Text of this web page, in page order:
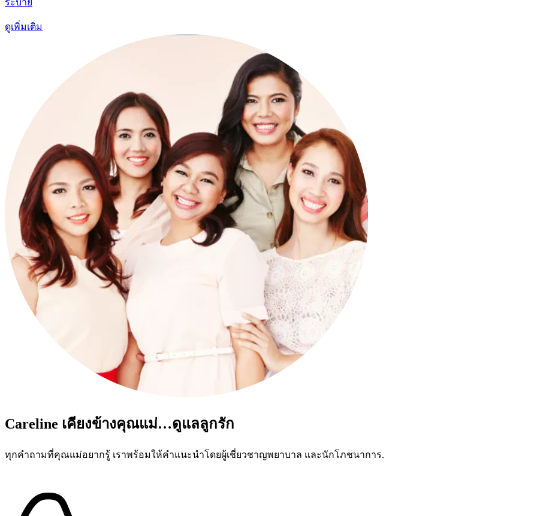
ระบาย
ดูเพิ่มเติม
Careline เคียงข้างคุณแม่…ดูแลลูกรัก
ทุกคำถามที่คุณแม่อยากรู้ เราพร้อมให้คำแนะนำโดยผู้เชี่ยวชาญพยาบาล และนักโภชนาการ.